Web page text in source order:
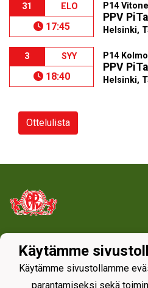
31 ELO
17:45
P14
PPV
Helsinki,
3 SYY
18:40
P14
PPV
Helsinki,
Ottelulista
Tietosuojaseloste
Käytämme
Käytämme sivustollamme
parantamiseksi sekä